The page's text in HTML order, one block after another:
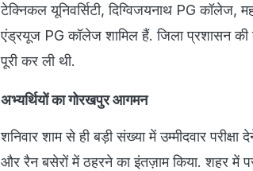
टेक्निकल यूनिवर्सिटी, दिग्विजयनाथ PG
एंड्रयूज PG कॉलेज शामिल हैं. जिला प्रशासन की
पूरी कर ली थी.
अभ्यर्थियों का गोरखपुर आगमन
शनिवार शाम से ही बड़ी संख्या में उम्मीदवार
और रैन बसेरों में ठहरने का इंतज़ाम किया. शहर में